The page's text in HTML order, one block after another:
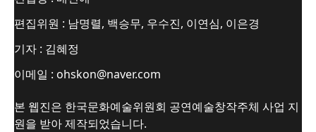
편집위원 : 남명렬, 백승무, 우수진, 이연심, 이은경
기자 : 김혜정
이메일 : ohskon@naver.com
본 웹진은 한국문화예술위원회 공연예술창작주체 사업 지
원을 받아 제작되었습니다.